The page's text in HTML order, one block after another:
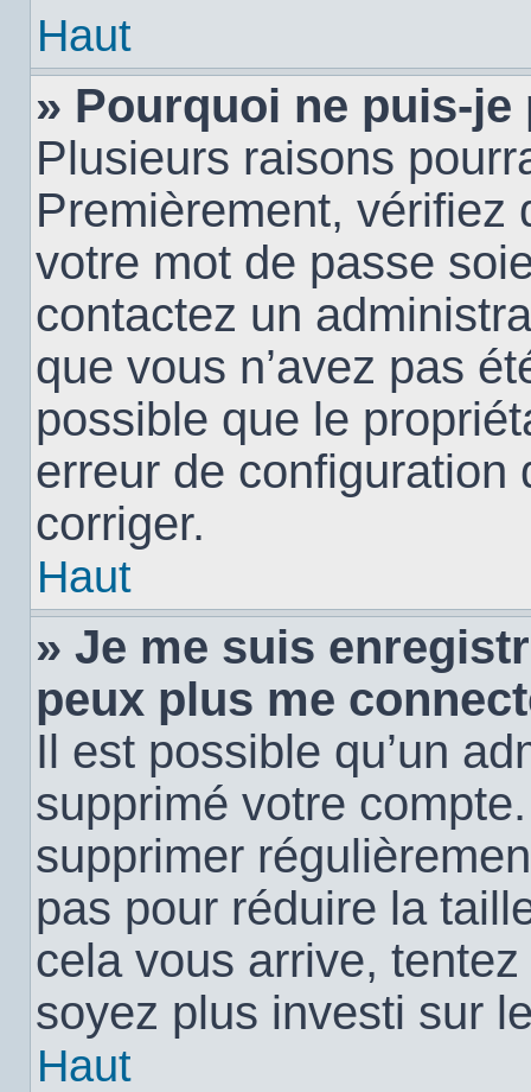
Haut
» Pourquoi ne puis-
Plusieurs raisons
Premièrement, vérifiez
votre mot de passe
contactez un
que vous n’avez pas
possible que le
erreur de configuration
corriger.
Haut
» Je me suis
peux plus me
Il est possible qu’un
supprimé votre
supprimer
pas pour réduire la
cela vous arrive,
soyez plus investi sur
Haut